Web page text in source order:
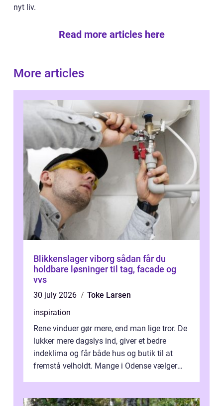
nyt liv.
Read more articles here
More articles
Blikkenslager viborg sådan får du
holdbare løsninger til tag, facade og
vvs
30 july 2026
Toke Larsen
inspiration
Rene vinduer gør mere, end man lige tror. De
lukker mere dagslys ind, giver et bedre
indeklima og får både hus og butik til at
fremstå velholdt. Mange i Odense vælger